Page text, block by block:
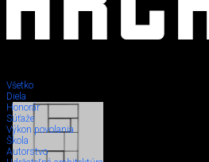
Všetko
Diela
Honorár
Súťaže
Výkon povolania
Škola
Autorstvo